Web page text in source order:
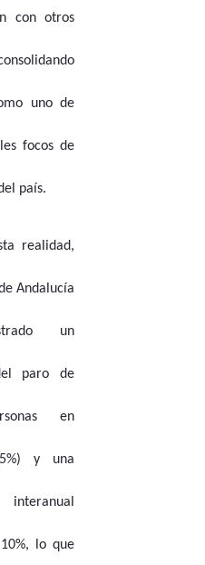
con otros
uno de
focos de
país.
realidad,
Andalucía
un
paro de
en
y una
lo que